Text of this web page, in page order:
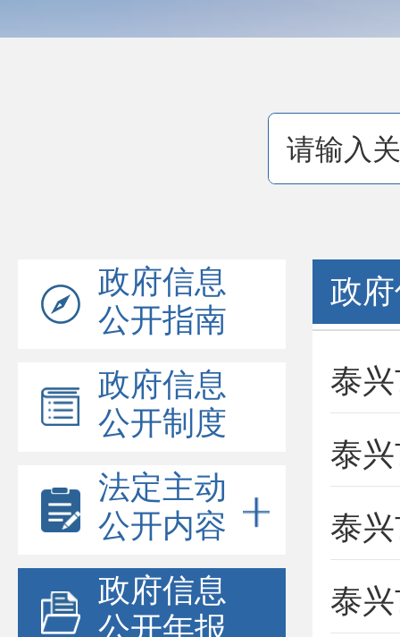
政府信息
公开指南
政府信息
公开制度
法定主动
公开内容
政府信息
公开年报
政